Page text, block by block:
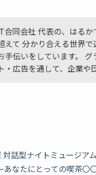
合同会社 代表の、はる
えて 分かり合える世界
手伝いをしています。
・広告を通して、企業や
話型ナイトミュージア
なたにとっての喫茶〇